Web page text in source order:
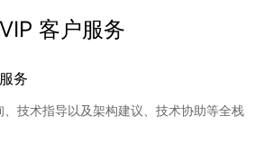
VIP 客户服务
务
、技术指导以及架构建议、技术协助等全栈